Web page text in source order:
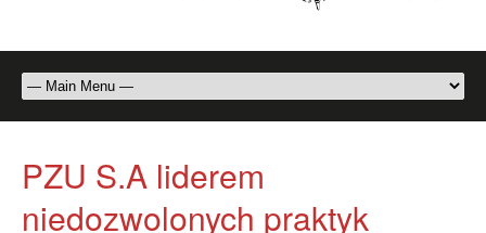
PZU S.A liderem
niedozwolonych praktyk